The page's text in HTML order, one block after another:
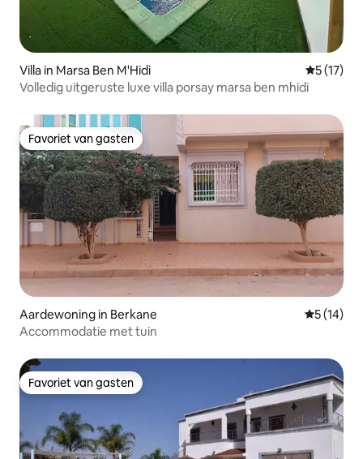
Villa in Marsa Ben M'Hidi
5 (17)
Volledig uitgeruste luxe villa porsay marsa ben mhidi
Favoriet van gasten
Favoriet van gasten
Aardewoning in Berkane
5 (14)
Accommodatie met tuin
Favoriet van gasten
Favoriet van gasten